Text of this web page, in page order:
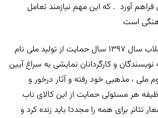
آورد . که این مهم نیازمند تعامل
است
حال که با درایت رهبر معظم انقلاب سال 1397 سال حمایت از تولید ملی نام
و کارگردانان نمایشی به سراغ آیین
ملی ، مذهبی خود رفته و آثار درخور و
هر مسئولی حمایت از این کالای ناب
تئاتر برای همه را مجددا باید زنده کرد و